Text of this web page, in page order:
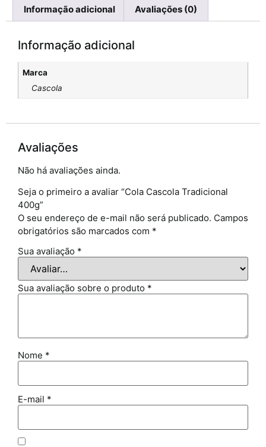
Informação adicional Avaliações (0)
Informação adicional
Marca
Cascola
Avaliações
Não há avaliações ainda.
Seja o primeiro a avaliar “Cola Cascola Tradicional
400g”
O seu endereço de e-mail não será publicado. Campos
obrigatórios são marcados com *
Sua avaliação *
Sua avaliação sobre o produto *
Nome *
E-mail *